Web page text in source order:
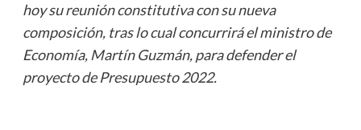
hoy su reunión constitutiva con su nueva
composición, tras lo cual concurrirá el ministro de
Economía, Martín Guzmán, para defender el
proyecto de Presupuesto 2022.